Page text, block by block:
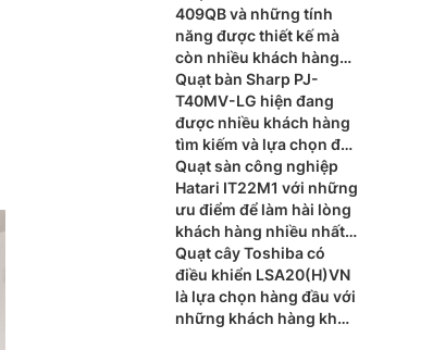
hàng luôn tin dùng
409QB và những tính
năng được thiết kế mà
còn nhiều khách hàng
chưa biết hiện nay
Quạt bàn Sharp PJ-
T40MV-LG hiện đang
được nhiều khách hàng
tìm kiếm và lựa chọn để
đáp ứng nhu cầu hiện
nay
Quạt sàn công nghiệp
Hatari IT22M1 với những
ưu điểm để làm hài lòng
khách hàng nhiều nhất
hiện nay
Quạt cây Toshiba có
điều khiển LSA20(H)VN
là lựa chọn hàng đầu với
những khách hàng khó